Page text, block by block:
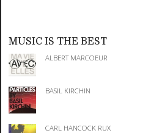
MUSIC IS THE BEST
ALBERT MARCOEUR
BASIL KIRCHIN
CARL HANCOCK RUX